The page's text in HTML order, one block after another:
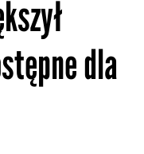
dla